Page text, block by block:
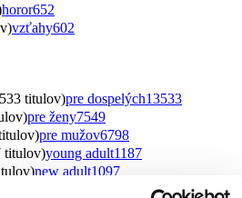
horor652
vzťahy602
titulov)pre dospelých13533
pre ženy7549
pre mužov6798
titulov)young adult1187
new adult1097
pre deti a mládež770